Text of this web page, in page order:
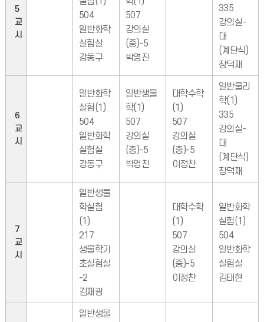
5
교
시
504
일반화학
실험실
강동구
507
강의실
(중)-5
박영진
335
강의실-
대
(계단식)
장덕재
6
교
시
일반화학
실험(1)
504
일반화학
실험실
강동구
일반생물
학(1)
507
강의실
(중)-5
박영진
대학수학
(1)
507
강의실
(중)-5
이정찬
일반물리
학(1)
335
강의실-
대
(계단식)
장덕재
7
교
시
일반생물
학실험
(1)
217
생물학기
초실험실
-2
김재광
대학수학
(1)
507
강의실
(중)-5
이정찬
일반화학
실험(1)
504
일반화학
실험실
김태현
일반생물